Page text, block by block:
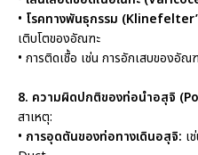
• โรคทางพันธุกรรม
เติบโตของอัณฑะ
• การติดเชื้อ เช่น การอักเสบของอัณ
8. ความผิดปกติของท่อนำอสุจิ
สาเหตุ:
• การอุดตันของท่อทางเดินอสุจิ: เ